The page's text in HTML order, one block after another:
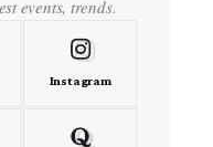
events, trends.
Instagram